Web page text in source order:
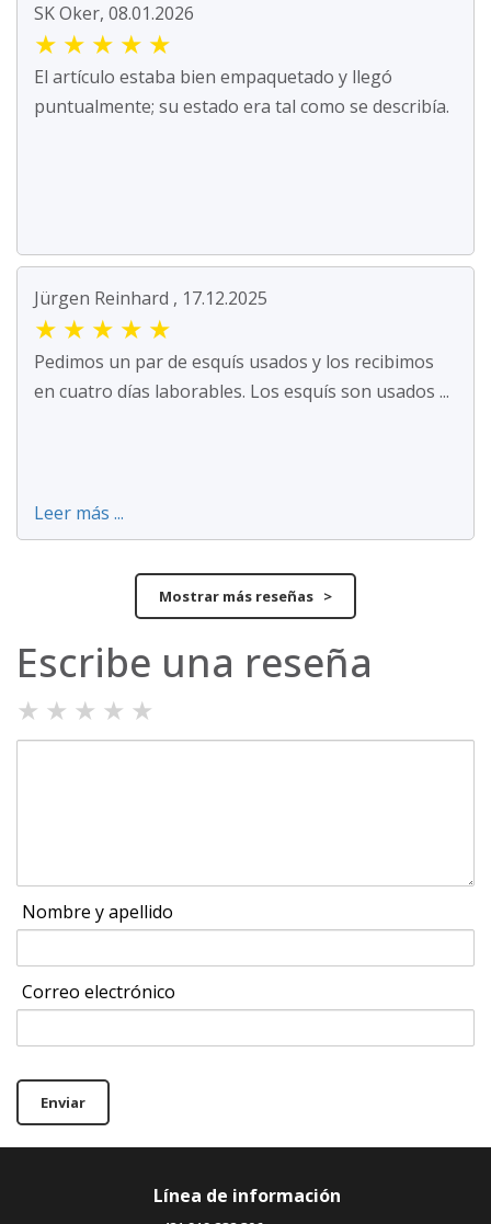
SK Oker, 08.01.2026
★ ★ ★ ★ ★
El artículo estaba bien empaquetado y llegó
puntualmente; su estado era tal como se describía.
Jürgen Reinhard , 17.12.2025
★ ★ ★ ★ ★
Pedimos un par de esquís usados y los recibimos
en cuatro días laborables. Los esquís son usados ...
Leer más ...
Mostrar más reseñas >
Escribe una reseña
★ ★ ★ ★ ★
Nombre y apellido
Correo electrónico
Enviar
Línea de información